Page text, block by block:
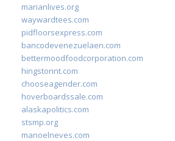
marianlives.org
waywardtees.com
pidfloorsexpress.com
bancodevenezuelaen.com
bettermoodfoodcorporation.com
hingstonnt.com
chooseagender.com
hoverboardssale.com
alaskapolitics.com
stsmp.org
manoelneves.com